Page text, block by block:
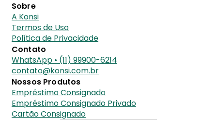
Sobre
A Konsi
Termos de Uso
Política de Privacidade
Contato
WhatsApp • (11) 99900-6214
contato@konsi.com.br
Nossos Produtos
Empréstimo Consignado
Empréstimo Consignado Privado
Cartão Consignado